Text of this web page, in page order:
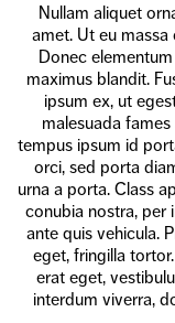
Nullam aliquet
amet. Ut eu massa
Donec
maximus blandit.
ipsum ex, ut
malesuada
tempus ipsum id
orci, sed porta
urna a porta. Class
conubia nostra, per
ante quis vehicula.
eget, fringilla
erat eget,
interdum viverra,